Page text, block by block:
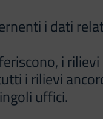
i dati
i
i rilievi
uffici.